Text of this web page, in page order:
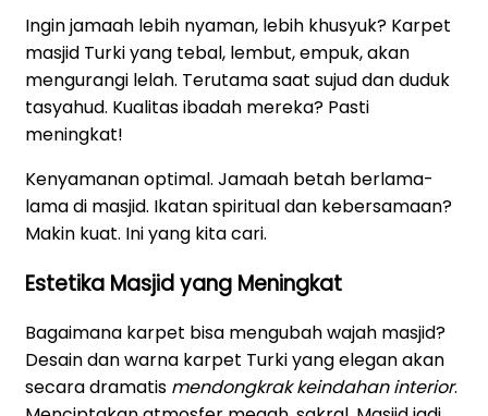
Ingin jamaah lebih nyaman, lebih khusyuk? Karpet
masjid Turki yang tebal, lembut, empuk, akan
mengurangi lelah. Terutama saat sujud dan duduk
tasyahud. Kualitas ibadah mereka? Pasti
meningkat!
Kenyamanan optimal. Jamaah betah berlama-
lama di masjid. Ikatan spiritual dan kebersamaan?
Makin kuat. Ini yang kita cari.
Estetika Masjid yang Meningkat
Bagaimana karpet bisa mengubah wajah masjid?
Desain dan warna karpet Turki yang elegan akan
secara dramatis mendongkrak keindahan interior.